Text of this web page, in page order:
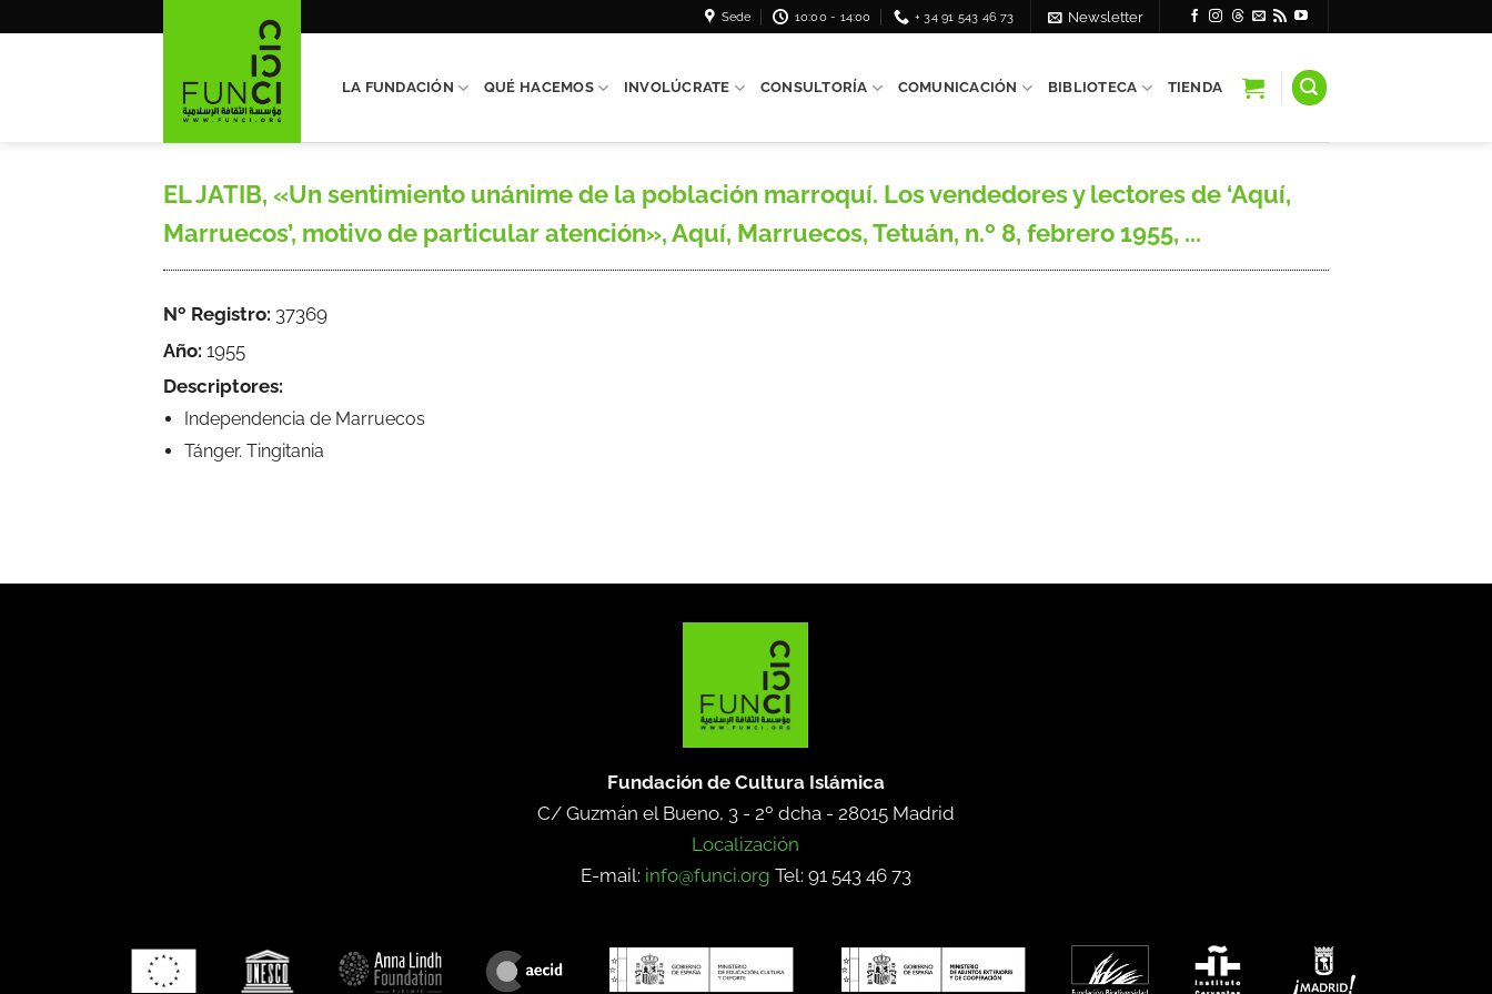
Sede 10:00 - 14:00 + 34 91 543 46 73 Newsletter
LA FUNDACIÓN QUÉ HACEMOS INVOLÚCRATE CONSULTORÍA COMUNICACIÓN BIBLIOTECA TIENDA
EL JATIB, «Un sentimiento unánime de la población marroquí. Los vendedores y lectores de ‘Aquí,
Marruecos’, motivo de particular atención», Aquí, Marruecos, Tetuán, n.º 8, febrero 1955, ...
Nº Registro: 37369
Año: 1955
Descriptores:
Independencia de Marruecos
Tánger. Tingitania
Fundación de Cultura Islámica
C/ Guzmán el Bueno, 3 - 2º dcha - 28015 Madrid
Localización
E-mail: info@funci.org Tel: 91 543 46 73